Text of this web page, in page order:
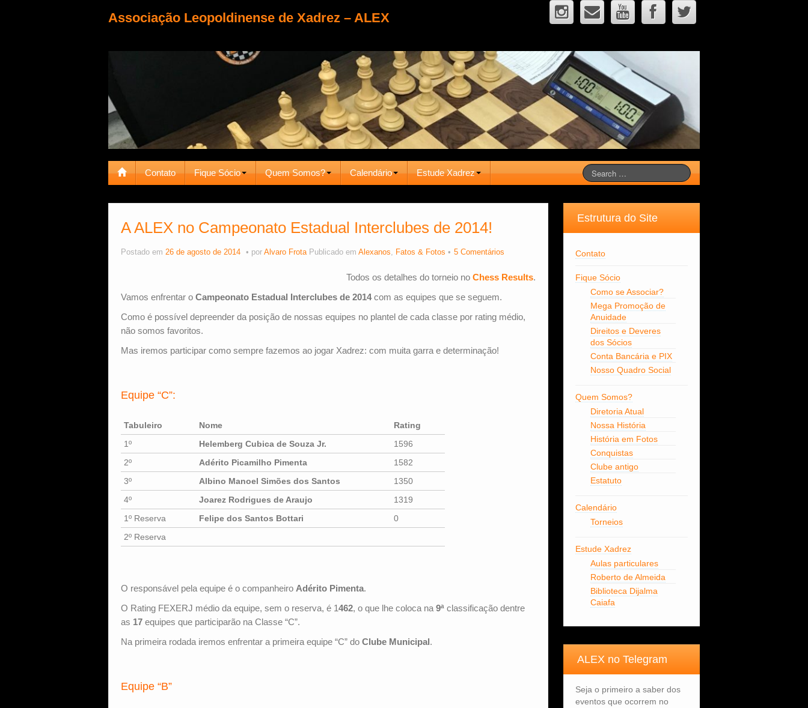
Associação Leopoldinense de Xadrez – ALEX
Contato Fique Sócio Quem Somos? Calendário Estude Xadrez
A ALEX no Campeonato Estadual Interclubes de 2014!
Postado em 26 de agosto de 2014 por Alvaro Frota Publicado em Alexanos, Fatos & Fotos 5 Comentários
Todos os detalhes do torneio no Chess Results.
Vamos enfrentar o Campeonato Estadual Interclubes de 2014com as equipes que se seguem.
Como é possível depreender da posição de nossas equipes no plantel de cada classe por rating médio,
não somos favoritos.
Mas iremos participar como sempre fazemos ao jogar Xadrez: com muita garra e determinação!
Equipe “C”:
Tabuleiro Nome
Rating
1º
Helemberg Cubica de Souza Jr.
1596
2º
Adérito Picamilho Pimenta
1582
3º
Albino Manoel Simões dos Santos
1350
4º
Joarez Rodrigues de Araujo
1319
1º Reserva
Felipe dos Santos Bottari
0
2º Reserva
O responsável pela equipe é o companheiro Adérito Pimenta.
O Rating FEXERJ médio da equipe, sem o reserva, é 1462, o que lhe coloca na 9ª classificação dentre
as 17 equipes que participarão na Classe “C”.
Na primeira rodada iremos enfrentar a primeira equipe “C” do Clube Municipal.
Equipe “B”
Estrutura do Site
Contato
Fique Sócio
Como se Associar?
Mega Promoção de
Anuidade
Direitos e Deveres
dos Sócios
Conta Bancária e PIX
Nosso Quadro Social
Quem Somos?
Diretoria Atual
Nossa História
História em Fotos
Conquistas
Clube antigo
Estatuto
Calendário
Torneios
Estude Xadrez
Aulas particulares
Roberto de Almeida
Biblioteca Dijalma
Caiafa
ALEX no Telegram
Seja o primeiro a saber dos
eventos que ocorrem no